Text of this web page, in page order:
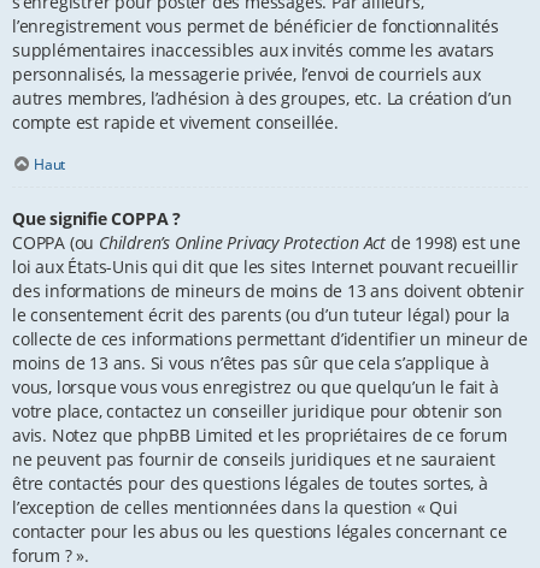
l’enregistrement vous permet de bénéficier de fonctionnalités
supplémentaires inaccessibles aux invités comme les avatars
personnalisés, la messagerie privée, l’envoi de courriels aux
autres membres, l’adhésion à des groupes, etc. La création d’un
compte est rapide et vivement conseillée.
Haut
Que signifie COPPA ?
COPPA (ou Children’s Online Privacy Protection Act de 1998) est une
loi aux États-Unis qui dit que les sites Internet pouvant recueillir
des informations de mineurs de moins de 13 ans doivent obtenir
le consentement écrit des parents (ou d’un tuteur légal) pour la
collecte de ces informations permettant d’identifier un mineur de
moins de 13 ans. Si vous n’êtes pas sûr que cela s’applique à
vous, lorsque vous vous enregistrez ou que quelqu’un le fait à
votre place, contactez un conseiller juridique pour obtenir son
avis. Notez que phpBB Limited et les propriétaires de ce forum
ne peuvent pas fournir de conseils juridiques et ne sauraient
être contactés pour des questions légales de toutes sortes, à
l’exception de celles mentionnées dans la question « Qui
contacter pour les abus ou les questions légales concernant ce
forum ? ».